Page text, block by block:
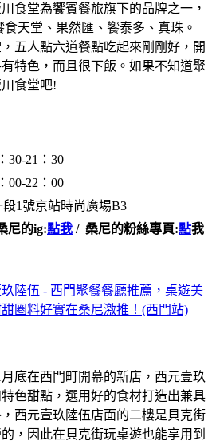
食堂為饗賓餐旅旗下的品牌之一，
天堂、果然匯、饗泰多、真珠。
五人點六道餐點吃起來剛剛好，開
特色，而且很下飯。如果不知道聚
食堂吧!
30-21：30
00-22：00
1號京站時尚廣場B3
尼的ig:點我 / 桑尼的粉絲專頁:點我
陸伍 - 西門聚餐餐廳推薦，桌遊美
圈料好實在桑尼激推！(西門站)
底在西門町開幕的新店，西元壹玖
色甜點，選用好的食材打造出兼具
西元壹玖陸伍店面的二樓是貝克街
，因此在貝克街玩桌遊也能享用到